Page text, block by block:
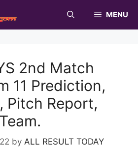
MENU
2nd Match
11 Prediction,
Pitch Report,
by ALL RESULT TODAY